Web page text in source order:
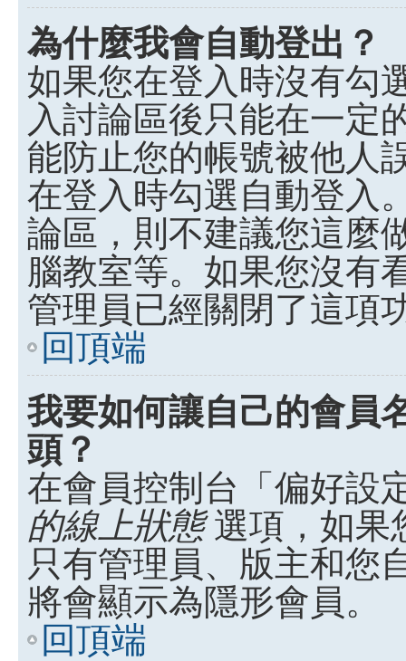
為什麼我會自動登出？
如果您在登入時沒有勾
入討論區後只能在一定
能防止您的帳號被他人
在登入時勾選自動登入
論區，則不建議您這麼
腦教室等。如果您沒有
管理員已經關閉了這項
回頂端
我要如何讓自己的會員
頭？
在會員控制台「偏好設
的線上狀態選項，如果
只有管理員、版主和您
將會顯示為隱形會員。
回頂端